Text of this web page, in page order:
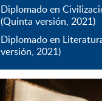
Diplomado en
(Quinta versión, 2021)
Diplomado en
versión, 2021)